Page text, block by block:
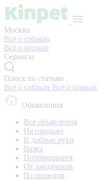
Москва
Всё о собаках
Всё о кошках
Сервисы
Поиск по статьям
Всё о собаках Всё о кошках
Объявления
Все объявления
На продажу
В добрые руки
Вязка
Потерявшиеся
От заводчиков
Из приютов